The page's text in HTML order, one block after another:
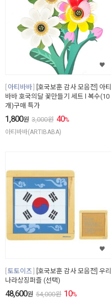
아티바바
[호국보훈 감사 모음전] 아티
바바 호국의달 꽃만들기 세트 l 복수(10
개)구매 특가
1,800원 3,000원 40%
아티바바(ARTIBABA)
토토이즈
[호국보훈 감사 모음전] 우리
나라상징퍼즐 (선택)
48,600원 54,000원 10%